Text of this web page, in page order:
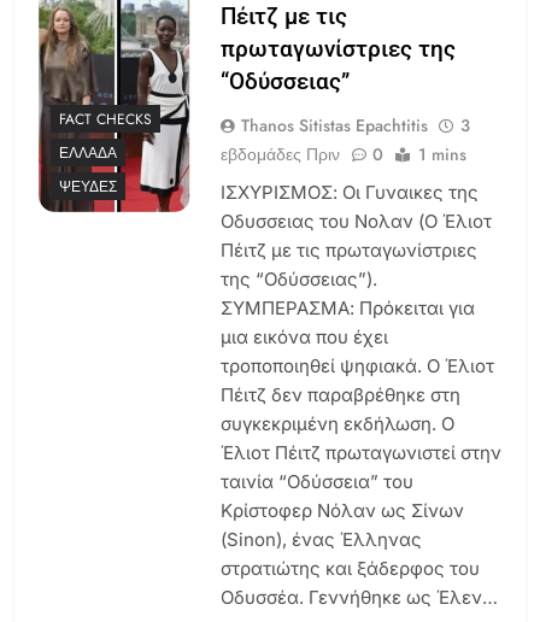
FACT CHECKS
ΕΛΛΆΔΑ
ΨΕΥΔΈΣ
Πέιτζ με τις
πρωταγωνίστριες της
“Οδύσσειας”
Thanos Sitistas Epachtitis
3
εβδομάδες Πριν
0 1 mins
ΙΣΧΥΡΙΣΜΟΣ: Οι Γυναικες της
Οδυσσειας του Νολαν (Ο Έλιοτ
Πέιτζ με τις πρωταγωνίστριες
της “Οδύσσειας”).
ΣΥΜΠΕΡΑΣΜΑ: Πρόκειται για
μια εικόνα που έχει
τροποποιηθεί ψηφιακά. Ο Έλιοτ
Πέιτζ δεν παραβρέθηκε στη
συγκεκριμένη εκδήλωση. Ο
Έλιοτ Πέιτζ πρωταγωνιστεί στην
ταινία “Οδύσσεια” του
Κρίστοφερ Νόλαν ως Σίνων
(Sinon), ένας Έλληνας
στρατιώτης και ξάδερφος του
Οδυσσέα. Γεννήθηκε ως Έλεν…